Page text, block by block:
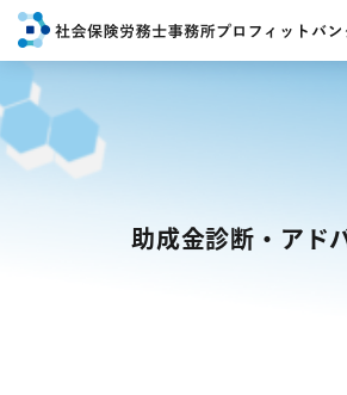
助成金診断・アド